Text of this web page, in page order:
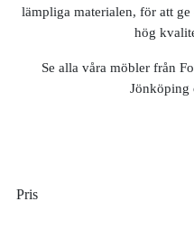
lämpliga materialen, för att
hög
Se alla våra möbler från
Jönköping
Pris